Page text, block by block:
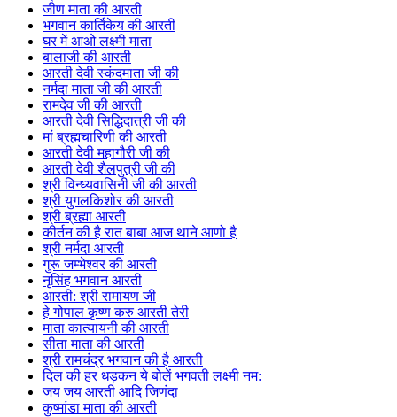
जीण माता की आरती
भगवान कार्तिकेय की आरती
घर में आओ लक्ष्मी माता
बालाजी की आरती
आरती देवी स्कंदमाता जी की
नर्मदा माता जी की आरती
रामदेव जी की आरती
आरती देवी सिद्धिदात्री जी की
मां ब्रह्मचारिणी की आरती
आरती देवी महागौरी जी की
आरती देवी शैलपुत्री जी की
श्री विन्ध्यवासिनी जी की आरती
श्री युगलकिशोर की आरती
श्री ब्रह्मा आरती
कीर्तन की है रात बाबा आज थाने आणो है
श्री नर्मदा आरती
गुरू जम्भेश्वर की आरती
नृसिंह भगवान आरती
आरती: श्री रामायण जी
हे गोपाल कृष्ण करु आरती तेरी
माता कात्यायनी की आरती
सीता माता की आरती
श्री रामचंद्र भगवान की है आरती
दिल की हर धड़कन ये बोलें भगवती लक्ष्मी नम:
जय जय आरती आदि जिणंदा
कुष्मांडा माता की आरती